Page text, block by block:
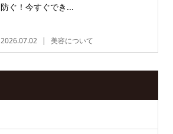
防ぐ！今すぐでき...
2026.07.02 美容について